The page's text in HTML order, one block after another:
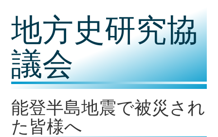
地方史研究協
議会
能登半島地震で被災され
た皆様へ